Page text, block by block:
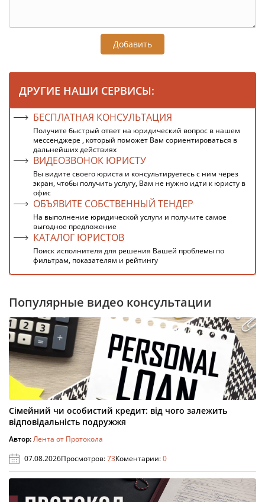
Добавить
ДРУГИЕ НАШИ СЕРВИСЫ:
БЕСПЛАТНАЯ КОНСУЛЬТАЦИЯ
Получите быстрый ответ на юридический вопрос в нашем
мессенджере , который поможет Вам сориентироваться в
дальнейших действиях
ВИДЕОЗВОНОК ЮРИСТУ
Вы видите своего юриста и консультируетесь с ним через
экран, чтобы получить услугу, Вам не нужно идти к юристу в
офис
ОБЪЯВИТЕ СОБСТВЕННЫЙ ТЕНДЕР
На выполнение юридической услуги и получите самое
выгодное предложение
КАТАЛОГ ЮРИСТОВ
Поиск исполнителя для решения Вашей проблемы по
фильтрам, показателям и рейтингу
Популярные видео консультации
Сімейний чи особистий кредит: від чого залежить
відповідальність подружжя
Автор:Лента от Протокола
07.08.2026Просмотров:73Коментарии:0